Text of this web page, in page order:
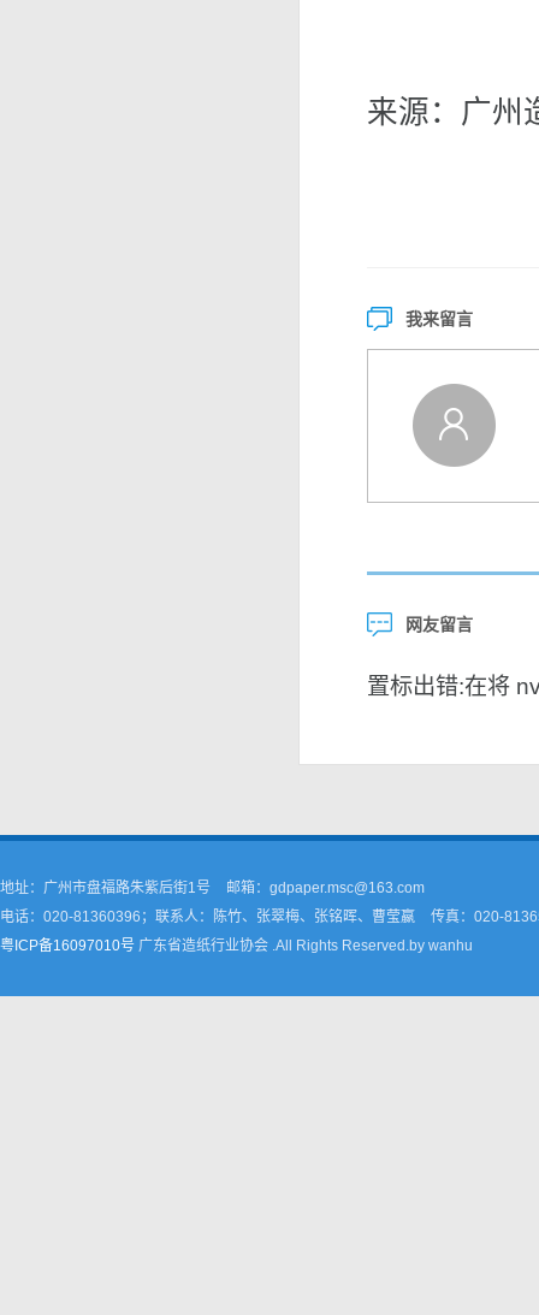
来源：广州
我来留言
网友留言
置标出错:在将
地址：广州市盘福路朱紫后街1号
邮箱：gdpaper.msc@163.com
电话：020-81360396；联系人：陈竹、张翠梅、张铭晖、曹莹嬴
传真：020-
粤ICP备16097010号 广东省造纸行业协会 .All Rights Reserved.by wanhu